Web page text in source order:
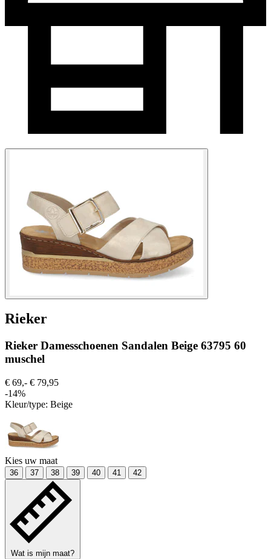
Rieker
Rieker Damesschoenen Sandalen Beige 63795 60
muschel
€ 69,- € 79,95
-14%
Kleur/type: Beige
Kies uw maat
36 37 38 39 40 41 42
Wat is mijn maat?